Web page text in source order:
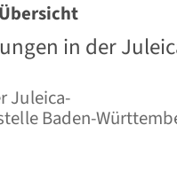
in der
Juleica-
Baden-